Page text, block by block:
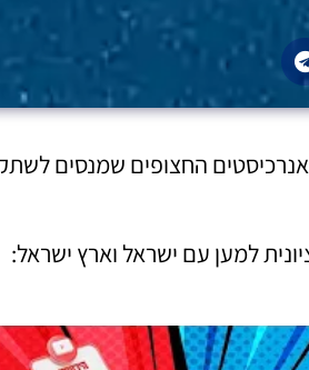
החצופים שמנסים
למען עם ישראל וארץ ישראל: